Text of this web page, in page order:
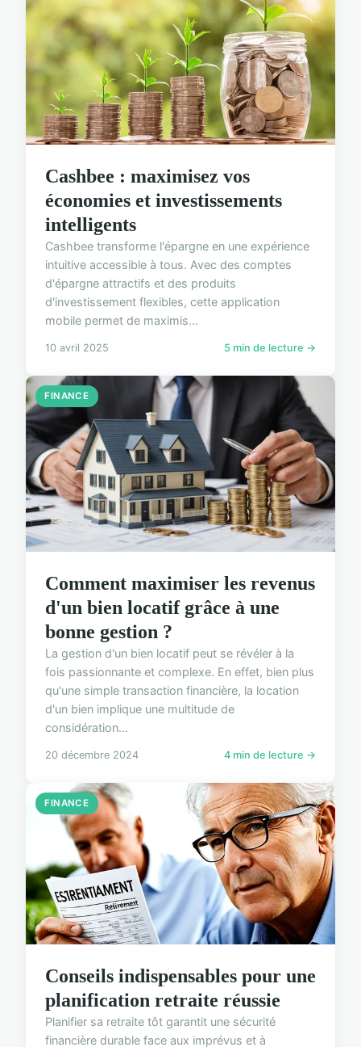
Cashbee : maximisez vos
économies et investissements
intelligents
Cashbee transforme l'épargne en une expérience
intuitive accessible à tous. Avec des comptes
d'épargne attractifs et des produits
d'investissement flexibles, cette application
mobile permet de maximis...
10 avril 2025 5 min de lecture →
FINANCE
Comment maximiser les revenus
d'un bien locatif grâce à une
bonne gestion ?
La gestion d'un bien locatif peut se révéler à la
fois passionnante et complexe. En effet, bien plus
qu'une simple transaction financière, la location
d'un bien implique une multitude de
considération...
20 décembre 2024 4 min de lecture →
FINANCE
Conseils indispensables pour une
planification retraite réussie
Planifier sa retraite tôt garantit une sécurité
financière durable face aux imprévus et à